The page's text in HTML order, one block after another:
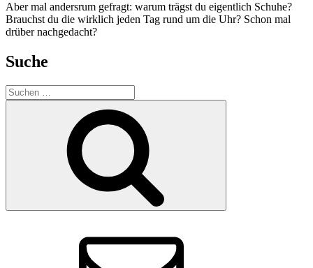
Aber mal andersrum gefragt: warum trägst du eigentlich Schuhe?
Brauchst du die wirklich jeden Tag rund um die Uhr? Schon mal
drüber nachgedacht?
Suche
Suchen
nach: